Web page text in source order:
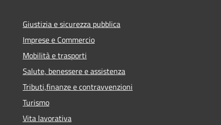
Giustizia e sicurezza pubblica
Imprese e Commercio
Mobilità e trasporti
Salute, benessere e assistenza
Tributi,finanze e contravvenzioni
Turismo
Vita lavorativa